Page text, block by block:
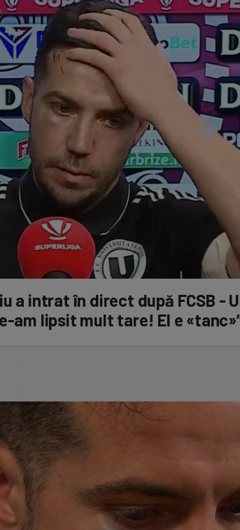
a intrat în direct după FCSB -
am lipsit mult tare! El e